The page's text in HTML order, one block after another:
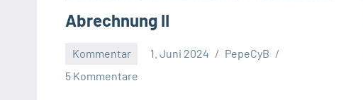
Abrechnung II
Kommentar 1. Juni 2024
PepeCyB
5 Kommentare